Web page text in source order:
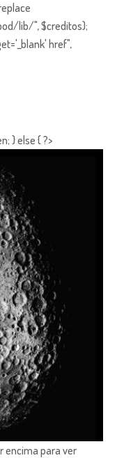
lib/", $creditos);
href",
} else { ?>
encima para ver